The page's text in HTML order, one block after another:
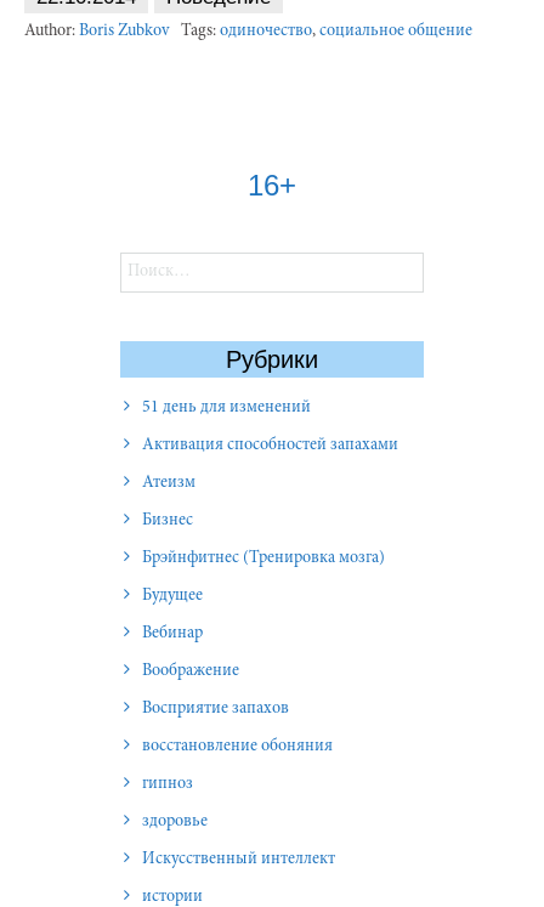
Author: Boris Zubkov Tags: одиночество, социальное общение
16+
Найти:
Рубрики
51 день для изменений
Активация способностей запахами
Атеизм
Бизнес
Брэйнфитнес (Тренировка мозга)
Будущее
Вебинар
Воображение
Восприятие запахов
восстановление обоняния
гипноз
здоровье
Искусственный интеллект
истории